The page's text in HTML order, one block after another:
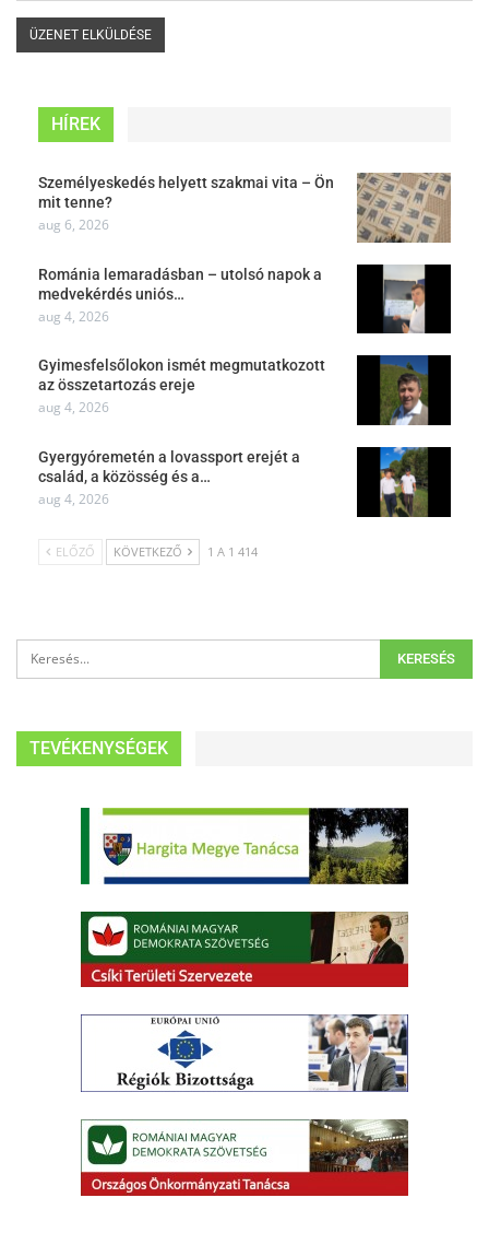
HÍREK
Személyeskedés helyett szakmai vita – Ön
mit tenne?
aug 6, 2026
Románia lemaradásban – utolsó napok a
medvekérdés uniós…
aug 4, 2026
Gyimesfelsőlokon ismét megmutatkozott
az összetartozás ereje
aug 4, 2026
Gyergyóremetén a lovassport erejét a
család, a közösség és a…
aug 4, 2026
ELŐZŐ KÖVETKEZŐ 1 A 1 414
TEVÉKENYSÉGEK